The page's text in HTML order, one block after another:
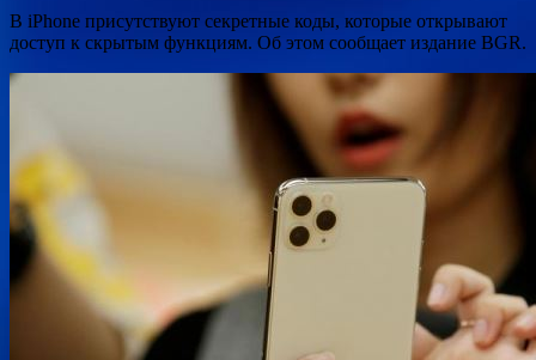
В iPhone присутствуют секретные коды, которые открывают
доступ к скрытым функциям. Об этом сообщает издание BGR.